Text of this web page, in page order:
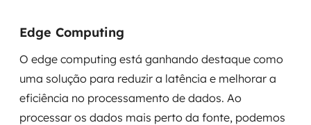
Edge Computing
O edge computing está ganhando destaque como
uma solução para reduzir a latência e melhorar a
eficiência no processamento de dados. Ao
processar os dados mais perto da fonte, podemos